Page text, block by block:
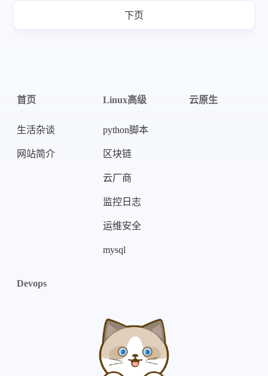
下页
首页
生活杂谈
网站简介
Linux高级
python脚本
区块链
云厂商
监控日志
运维安全
mysql
云原生
Devops